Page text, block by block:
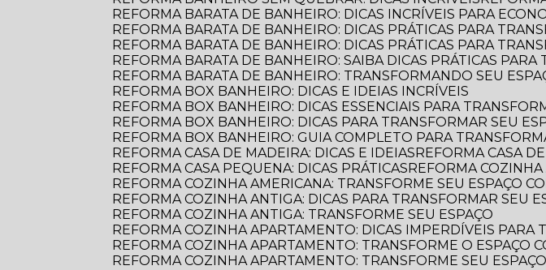
REFORMA BARATA DE BANHEIRO: DICAS INCRÍVEIS PARA
REFORMA BARATA DE BANHEIRO: DICAS PRÁTICAS PARA
REFORMA BARATA DE BANHEIRO: DICAS PRÁTICAS PARA
REFORMA BARATA DE BANHEIRO: SAIBA DICAS PRÁTICAS
REFORMA BARATA DE BANHEIRO: TRANSFORMANDO SEU
REFORMA BOX BANHEIRO: DICAS E IDEIAS INCRÍVEIS
REFORMA BOX BANHEIRO: DICAS ESSENCIAIS PARA
REFORMA BOX BANHEIRO: DICAS PARA TRANSFORMAR SEU
REFORMA BOX BANHEIRO: GUIA COMPLETO PARA
REFORMA CASA DE MADEIRA: DICAS E IDEIAS
REFORMA CASA
REFORMA CASA PEQUENA: DICAS PRÁTICAS
REFORMA
REFORMA COZINHA AMERICANA: TRANSFORME SEU ESPAÇO
REFORMA COZINHA ANTIGA: DICAS PARA TRANSFORMAR SEU
REFORMA COZINHA ANTIGA: TRANSFORME SEU ESPAÇO
REFORMA COZINHA APARTAMENTO: DICAS IMPERDÍVEIS PARA
REFORMA COZINHA APARTAMENTO: TRANSFORME O ESPAÇO
REFORMA COZINHA APARTAMENTO: TRANSFORME SEU